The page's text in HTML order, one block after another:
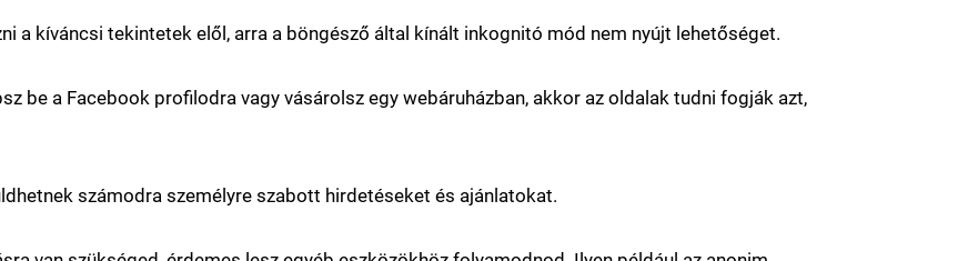
a kíváncsi tekintetek elől, arra a böngésző által kínált inkognitó mód nem nyújt lehetőséget.
be a Facebook profilodra vagy vásárolsz egy webáruházban, akkor az oldalak tudni fogják azt,
számodra személyre szabott hirdetéseket és ajánlatokat.